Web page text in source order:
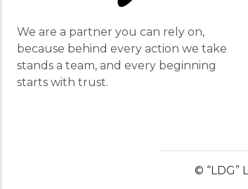
We are a partner you can rely on,
because behind every action we take
stands a team, and every beginning
starts with trust.
© “LDG”